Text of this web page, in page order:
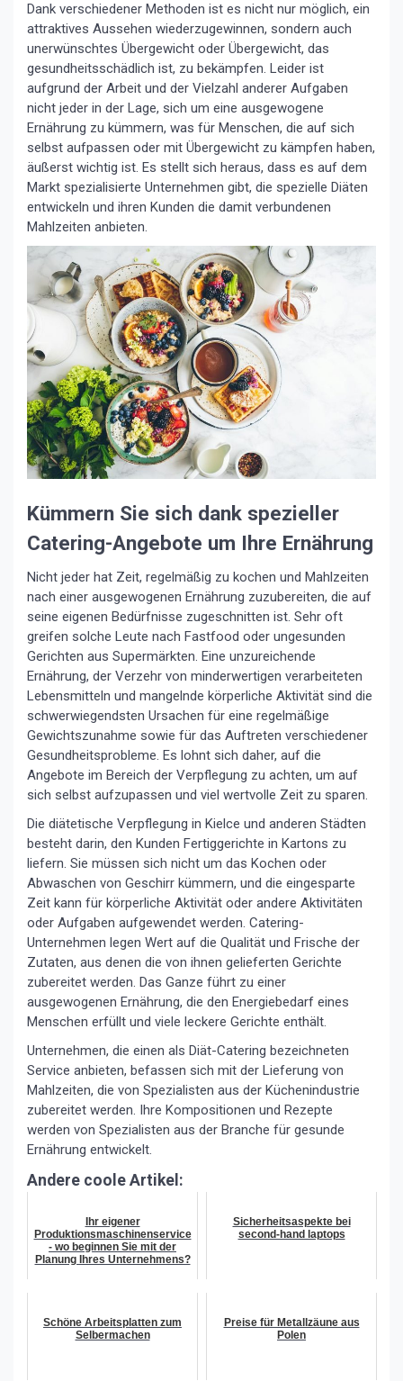
Dank verschiedener Methoden ist es nicht nur möglich, ein
attraktives Aussehen wiederzugewinnen, sondern auch
unerwünschtes Übergewicht oder Übergewicht, das
gesundheitsschädlich ist, zu bekämpfen. Leider ist
aufgrund der Arbeit und der Vielzahl anderer Aufgaben
nicht jeder in der Lage, sich um eine ausgewogene
Ernährung zu kümmern, was für Menschen, die auf sich
selbst aufpassen oder mit Übergewicht zu kämpfen haben,
äußerst wichtig ist. Es stellt sich heraus, dass es auf dem
Markt spezialisierte Unternehmen gibt, die spezielle Diäten
entwickeln und ihren Kunden die damit verbundenen
Mahlzeiten anbieten.
Kümmern Sie sich dank spezieller
Catering-Angebote um Ihre Ernährung
Nicht jeder hat Zeit, regelmäßig zu kochen und Mahlzeiten
nach einer ausgewogenen Ernährung zuzubereiten, die auf
seine eigenen Bedürfnisse zugeschnitten ist. Sehr oft
greifen solche Leute nach Fastfood oder ungesunden
Gerichten aus Supermärkten. Eine unzureichende
Ernährung, der Verzehr von minderwertigen verarbeiteten
Lebensmitteln und mangelnde körperliche Aktivität sind die
schwerwiegendsten Ursachen für eine regelmäßige
Gewichtszunahme sowie für das Auftreten verschiedener
Gesundheitsprobleme. Es lohnt sich daher, auf die
Angebote im Bereich der Verpflegung zu achten, um auf
sich selbst aufzupassen und viel wertvolle Zeit zu sparen.
Die diätetische Verpflegung in Kielce und anderen Städten
besteht darin, den Kunden Fertiggerichte in Kartons zu
liefern. Sie müssen sich nicht um das Kochen oder
Abwaschen von Geschirr kümmern, und die eingesparte
Zeit kann für körperliche Aktivität oder andere Aktivitäten
oder Aufgaben aufgewendet werden. Catering-
Unternehmen legen Wert auf die Qualität und Frische der
Zutaten, aus denen die von ihnen gelieferten Gerichte
zubereitet werden. Das Ganze führt zu einer
ausgewogenen Ernährung, die den Energiebedarf eines
Menschen erfüllt und viele leckere Gerichte enthält.
Unternehmen, die einen als Diät-Catering bezeichneten
Service anbieten, befassen sich mit der Lieferung von
Mahlzeiten, die von Spezialisten aus der Küchenindustrie
zubereitet werden. Ihre Kompositionen und Rezepte
werden von Spezialisten aus der Branche für gesunde
Ernährung entwickelt.
Andere coole Artikel:
Ihr eigener
Produktionsmaschinenservice
- wo beginnen Sie mit der
Planung Ihres Unternehmens?
Sicherheitsaspekte bei
second-hand laptops
Schöne Arbeitsplatten zum
Selbermachen
Preise für Metallzäune aus
Polen